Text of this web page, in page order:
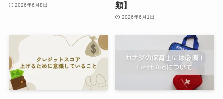
2026年6月8日
類】
2026年6月1日